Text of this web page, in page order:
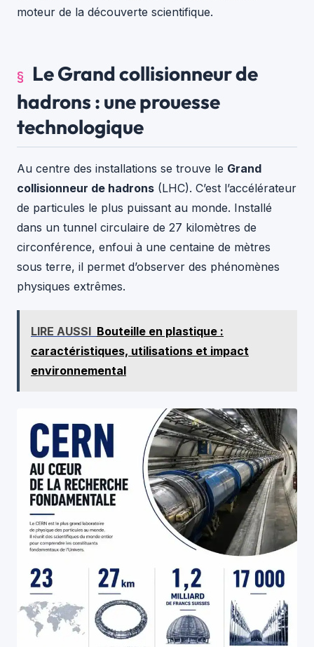
moteur de la découverte scientifique.
Le Grand collisionneur de
hadrons : une prouesse
technologique
Au centre des installations se trouve le Grand
collisionneur de hadrons (LHC). C’est l’accélérateur
de particules le plus puissant au monde. Installé
dans un tunnel circulaire de 27 kilomètres de
circonférence, enfoui à une centaine de mètres
sous terre, il permet d’observer des phénomènes
physiques extrêmes.
LIRE AUSSI Bouteille en plastique :
caractéristiques, utilisations et impact
environnemental